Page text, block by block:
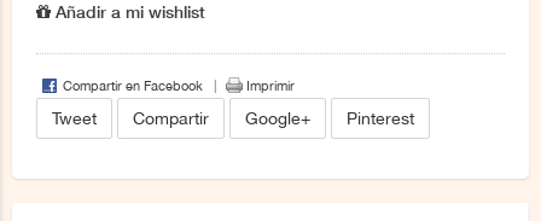
Añadir a mi wishlist
Compartir en Facebook Imprimir
Tweet Compartir Google+ Pinterest